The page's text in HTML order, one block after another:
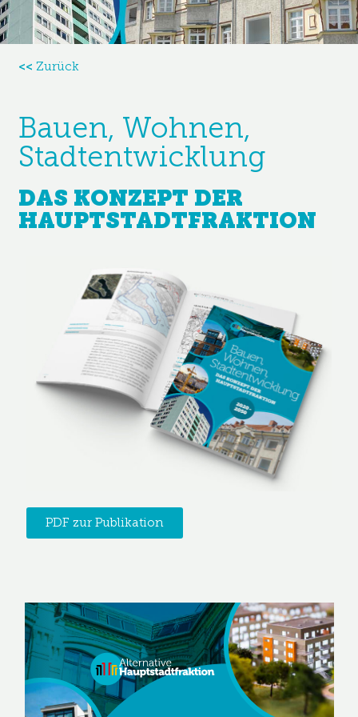
<<Zurück
Bauen, Wohnen,
Stadtentwicklung
DAS KONZEPT DER
HAUPTSTADTFRAKTION
PDF zur Publikation